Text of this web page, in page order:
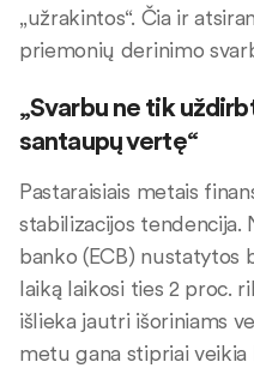
„užrakintos“. Čia ir
priemonių derinimo
„Svarbu ne tik
santaupų vertę“
Pastaraisiais metais
stabilizacijos tendencija.
banko (ECB) nustatytos
laiką laikosi ties 2 proc.
išlieka jautri išoriniams
metu gana stipriai